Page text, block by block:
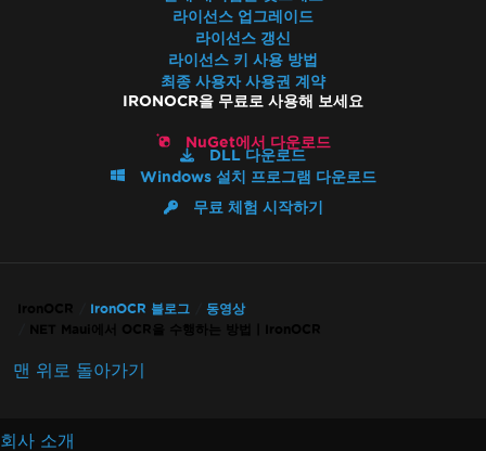
라이선스 업그레이드
라이선스 갱신
라이선스 키 사용 방법
최종 사용자 사용권 계약
IRONOCR을 무료로 사용해 보세요
NuGet에서 다운로드
DLL 다운로드
Windows 설치 프로그램 다운로드
무료 체험 시작하기
IronOCR IronOCR 블로그
동영상
NET Maui에서 OCR을 수행하는 방법 | IronOCR
맨 위로 돌아가기
회사 소개